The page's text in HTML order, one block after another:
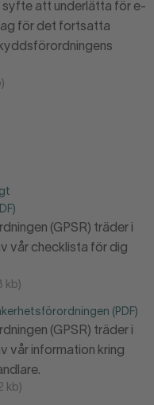
syfte att underlätta för e-
för det fortsatta
(GPSR) träder i
vår checklista för dig
kb)
(PDF)
(GPSR) träder i
vår information kring
kb)